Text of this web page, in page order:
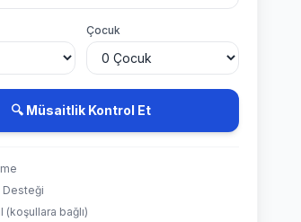
Çocuk
🔍 Müsaitlik Kontrol Et
Desteği
bağlı)